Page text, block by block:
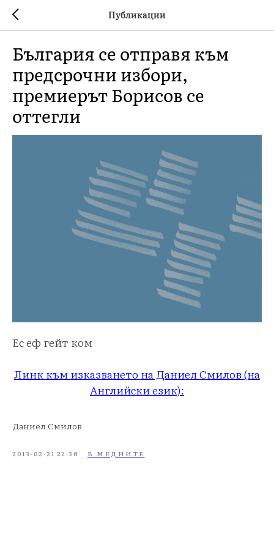
Публикации
България се отправя към
предсрочни избори,
премиерът Борисов се
оттегли
Ес еф гейт ком
Линк към изказването на Даниел Смилов (на
Английски език):
Даниел Смилов
2013-02-21 22:36 В МЕДИИТЕ